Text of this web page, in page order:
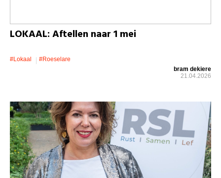
LOKAAL: Aftellen naar 1 mei
#lokaal
#roeselare
bram dekiere
21.04.2026